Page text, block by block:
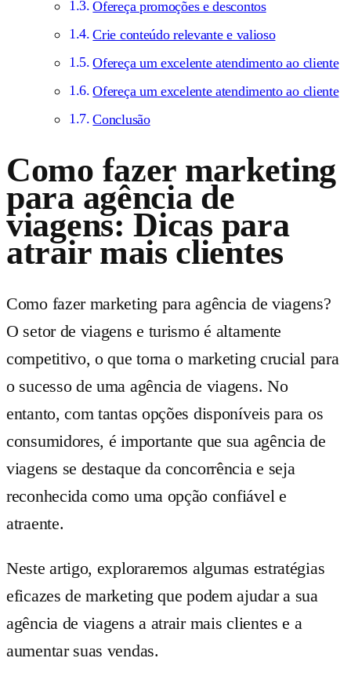
Ofereça promoções e descontos
Crie conteúdo relevante e valioso
Ofereça um excelente atendimento ao cliente
Ofereça um excelente atendimento ao cliente
Conclusão
Como fazer marketing
para agência de
viagens: Dicas para
atrair mais clientes
Como fazer marketing para agência de viagens?
O setor de viagens e turismo é altamente
competitivo, o que torna o marketing crucial para
o sucesso de uma agência de viagens. No
entanto, com tantas opções disponíveis para os
consumidores, é importante que sua agência de
viagens se destaque da concorrência e seja
reconhecida como uma opção confiável e
atraente.
Neste artigo, exploraremos algumas estratégias
eficazes de marketing que podem ajudar a sua
agência de viagens a atrair mais clientes e a
aumentar suas vendas.